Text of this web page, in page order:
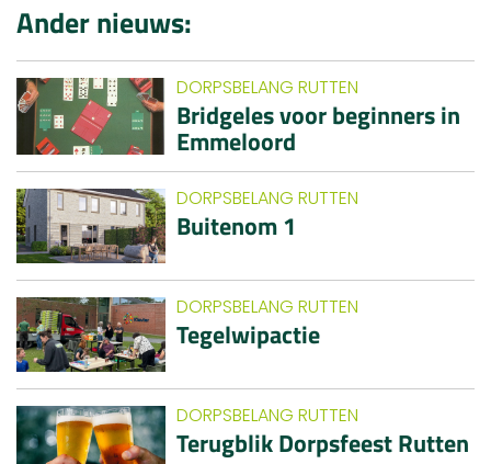
Ander nieuws:
DORPSBELANG RUTTEN
Bridgeles voor beginners in
Emmeloord
DORPSBELANG RUTTEN
Buitenom 1
DORPSBELANG RUTTEN
Tegelwipactie
DORPSBELANG RUTTEN
Terugblik Dorpsfeest Rutten